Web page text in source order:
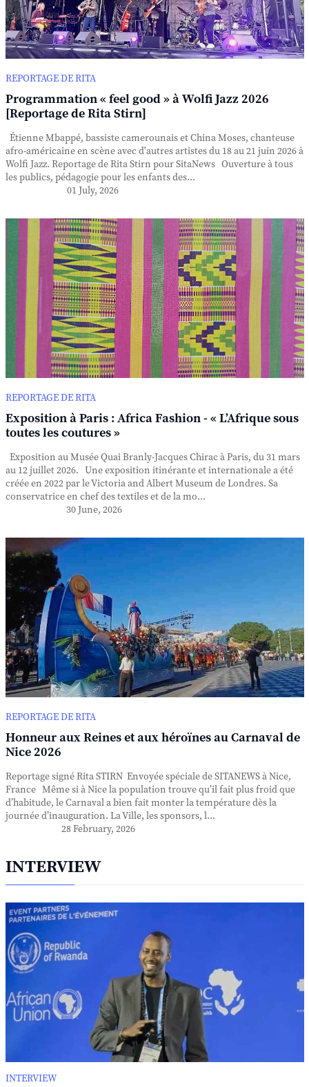
REPORTAGE DE RITA
Programmation « feel good » à Wolfi Jazz 2026
[Reportage de Rita Stirn]
Étienne Mbappé, bassiste camerounais et China Moses, chanteuse
afro-américaine en scène avec d'autres artistes du 18 au 21 juin 2026 à
Wolfi Jazz. Reportage de Rita Stirn pour SitaNews Ouverture à tous
les publics, pédagogie pour les enfants des...
01 July, 2026
REPORTAGE DE RITA
Exposition à Paris : Africa Fashion - « L’Afrique sous
toutes les coutures »
Exposition au Musée Quai Branly-Jacques Chirac à Paris, du 31 mars
au 12 juillet 2026. Une exposition itinérante et internationale a été
créée en 2022 par le Victoria and Albert Museum de Londres. Sa
conservatrice en chef des textiles et de la mo...
30 June, 2026
REPORTAGE DE RITA
Honneur aux Reines et aux héroïnes au Carnaval de
Nice 2026
Reportage signé Rita STIRN Envoyée spéciale de SITANEWS à Nice,
France Même si à Nice la population trouve qu’il fait plus froid que
d’habitude, le Carnaval a bien fait monter la température dès la
journée d’inauguration. La Ville, les sponsors, l...
28 February, 2026
INTERVIEW
INTERVIEW